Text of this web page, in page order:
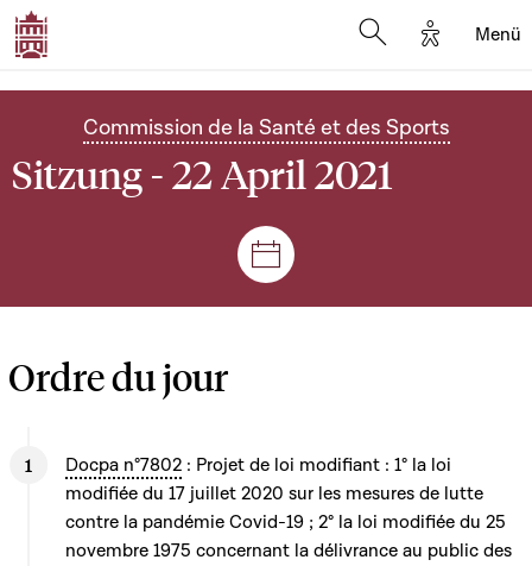
Options
Menü
Commission de la Santé et des Sports
Sitzung - 22 April 2021
Plenar- und
Ordre du jour
Docpa n°7802 : Projet de loi modifiant : 1° la loi
modifiée du 17 juillet 2020 sur les mesures de lutte
contre la pandémie Covid-19 ; 2° la loi modifiée du 25
novembre 1975 concernant la délivrance au public des